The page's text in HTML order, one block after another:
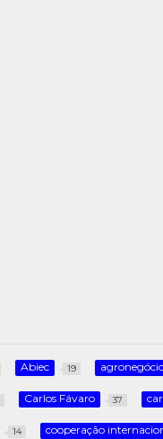
Abiec 19
Carlos Fávaro 37
14 cooperação